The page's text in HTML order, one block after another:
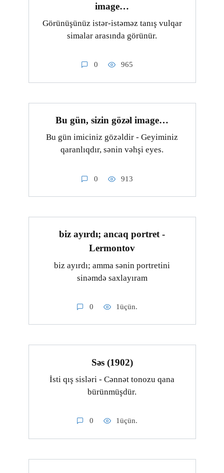
image…
Görünüşünüz istər-istəməz tanış vulqar
simalar arasında görünür.
0 965
Bu gün, sizin gözəl image…
Bu gün imiciniz gözəldir - Geyiminiz
qaranlıqdır, sənin vəhşi eyes.
0 913
biz ayırdı; ancaq portret -
Lermontov
biz ayırdı; amma sənin portretini
sinəmdə saxlayıram
0 1üçün.
Səs (1902)
İsti qış sisləri - Cənnət tonozu qana
bürünmüşdür.
0 1üçün.